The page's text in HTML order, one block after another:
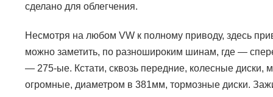
сделано для облегчения.
Несмотря на любомVW к полному приводу, здесь
можно заметить, по разношироким шинам, где —
— 275-ые. Кстати, сквозь передние, колесные диски,
огромные, диаметром в 381мм, тормозные диски.